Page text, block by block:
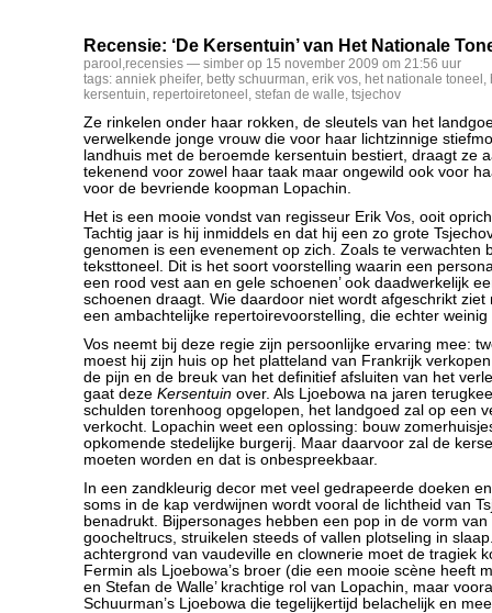
Recensie: ‘De Kersentuin’ van Het Nationale
parool ,recensies — simber op 15 november 2009 om 21:56 uur
tags: anniek pheifer, betty schuurman, erik vos, het nationale toneel ,
kersentuin, repertoiretoneel , stefan de walle, tsjechov
Ze rinkelen onder haar rokken, de sleutels van het
verwelkende jonge vrouw die voor haar lichtzinnige
landhuis met de beroemde kersentuin bestiert, draagt ze
tekenend voor zowel haar taak maar ongewild ook voor
voor de bevriende koopman Lopachin.
Het is een mooie vondst van regisseur Erik Vos, ooit
Tachtig jaar is hij inmiddels en dat hij een zo grote
genomen is een evenement op zich. Zoals te verwachten
teksttoneel. Dit is het soort voorstelling waarin een
een rood vest aan en gele schoenen’ ook daadwerkelijk
schoenen draagt. Wie daardoor niet wordt afgeschrikt ziet
een ambachtelijke repertoirevoorstelling, die echter
Vos neemt bij deze regie zijn persoonlijke ervaring mee:
moest hij zijn huis op het platteland van Frankrijk
de pijn en de breuk van het definitief afsluiten van het
gaat deze Kersentuin over. Als Ljoebowa na jaren
schulden torenhoog opgelopen, het landgoed zal op een
verkocht. Lopachin weet een oplossing: bouw
opkomende stedelijke burgerij. Maar daarvoor zal de
moeten worden en dat is onbespreekbaar.
In een zandkleurig decor met veel gedrapeerde doeken
soms in de kap verdwijnen wordt vooral de lichtheid van
benadrukt. Bijpersonages hebben een pop in de vorm
goocheltrucs, struikelen steeds of vallen plotseling in
achtergrond van vaudeville en clownerie moet de tragiek
Fermin als Ljoebowa’s broer (die een mooie scène heeft
en Stefan de Walle’ krachtige rol van Lopachin, maar
Schuurman’s Ljoebowa die tegelijkertijd belachelijk en